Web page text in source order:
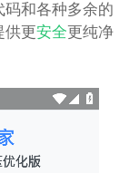
和各种多余的
供更安全更纯净